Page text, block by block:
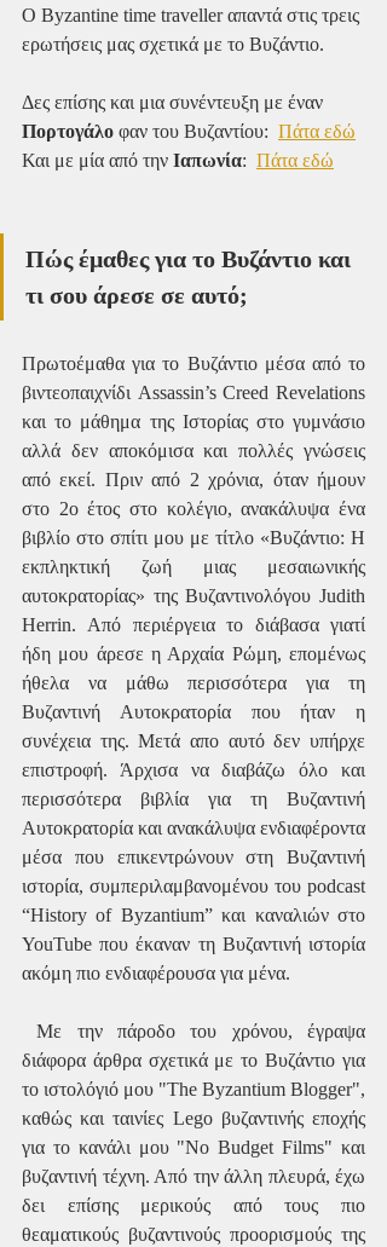
Ο Byzantine time traveller απαντά στις τρεις
ερωτήσεις μας σχετικά με το Βυζάντιο.
Δες επίσης και μια συνέντευξη με έναν
Πορτογάλο φαν του Βυζαντίου: Πάτα εδώ
Και με μία από την Ιαπωνία: Πάτα εδώ
Πώς έμαθες για το Βυζάντιο και
τι σου άρεσε σε αυτό;
Πρωτοέμαθα για το Βυζάντιο μέσα από το
βιντεοπαιχνίδι Assassin’s Creed Revelations
και το μάθημα της Ιστορίας στο γυμνάσιο
αλλά δεν αποκόμισα και πολλές γνώσεις
από εκεί. Πριν από 2 χρόνια, όταν ήμουν
στο 2ο έτος στο κολέγιο, ανακάλυψα ένα
βιβλίο στο σπίτι μου με τίτλο «Βυζάντιο: Η
εκπληκτική ζωή μιας μεσαιωνικής
αυτοκρατορίας» της Βυζαντινολόγου Judith
Herrin. Από περιέργεια το διάβασα γιατί
ήδη μου άρεσε η Αρχαία Ρώμη, επομένως
ήθελα να μάθω περισσότερα για τη
Βυζαντινή Αυτοκρατορία που ήταν η
συνέχεια της. Μετά απο αυτό δεν υπήρχε
επιστροφή. Άρχισα να διαβάζω όλο και
περισσότερα βιβλία για τη Βυζαντινή
Αυτοκρατορία και ανακάλυψα ενδιαφέροντα
μέσα που επικεντρώνουν στη Βυζαντινή
ιστορία, συμπεριλαμβανομένου του podcast
“History of Byzantium” και καναλιών στο
YouTube που έκαναν τη Βυζαντινή ιστορία
ακόμη πιο ενδιαφέρουσα για μένα.
Με την πάροδο του χρόνου, έγραψα
διάφορα άρθρα σχετικά με το Βυζάντιο για
το ιστολόγιό μου "The Byzantium Blogger",
καθώς και ταινίες Lego βυζαντινής εποχής
για το κανάλι μου "No Budget Films" και
βυζαντινή τέχνη. Από την άλλη πλευρά, έχω
δει επίσης μερικούς από τους πιο
θεαματικούς βυζαντινούς προορισμούς της